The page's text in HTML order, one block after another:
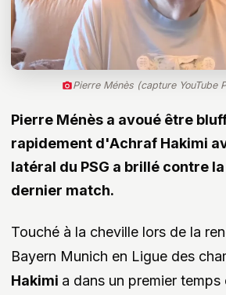
Pierre Ménès (capture YouTube
Pierre Ménès a avoué être
rapidement d'Achraf Hakimi
latéral du PSG a brillé contre
dernier match.
Touché à la cheville lors de la
Bayern Munich en Ligue des
Hakimi a dans un premier temps